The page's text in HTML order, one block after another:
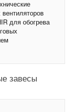
для обогрева
завесы